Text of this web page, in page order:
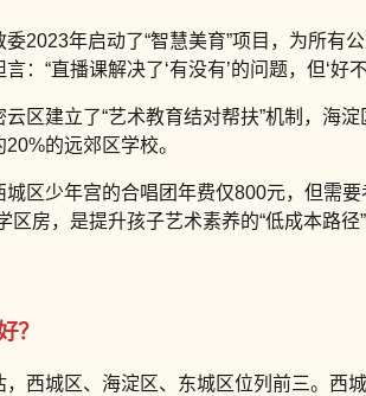
2023年启动了“智慧美育”项目，为所
：“直播课解决了‘有没有’的问题，但‘好
区建立了“艺术教育结对帮扶”机制，海
的远郊区学校。
区少年宫的合唱团年费仅800元，但需
房，是提升孩子艺术素养的“低成本路径”
？
西城区、海淀区、东城区位列前三。西